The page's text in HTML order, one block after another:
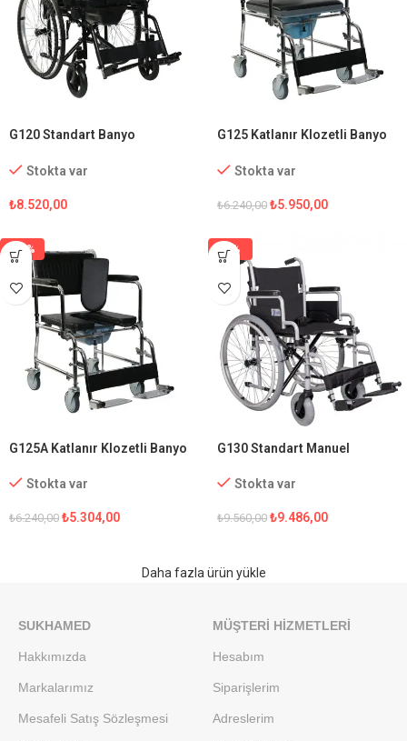
G120 Standart Banyo
Stokta var
₺8.520,00
G125 Katlanır Klozetli Banyo
Stokta var
₺6.240,00 ₺5.950,00
-15%
G125A Katlanır Klozetli Banyo
Stokta var
₺6.240,00 ₺5.304,00
-1%
G130 Standart Manuel
Stokta var
₺9.560,00 ₺9.486,00
Daha fazla ürün yükle
SUKHAMED
Hakkımızda
Markalarımız
Mesafeli Satış Sözleşmesi
MÜŞTERI HIZMETLERI
Hesabım
Siparişlerim
Adreslerim